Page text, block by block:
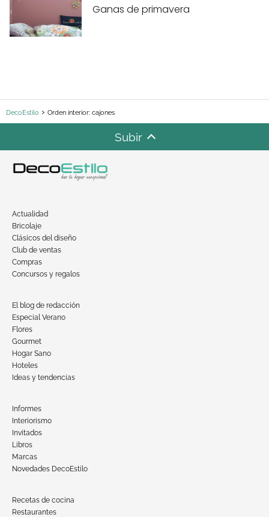
Ganas de primavera
DecoEstilo Orden interior: cajones
Subir
Actualidad
Bricolaje
Clásicos del diseño
Club de ventas
Compras
Concursos y regalos
El blog de redacción
Especial Verano
Flores
Gourmet
Hogar Sano
Hoteles
Ideas y tendencias
Informes
Interiorismo
Invitados
Libros
Marcas
Novedades DecoEstilo
Recetas de cocina
Restaurantes